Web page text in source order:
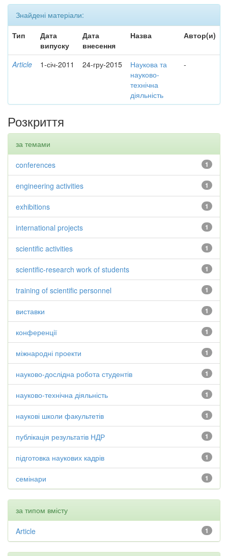
Знайдені матеріали:
Тип
Дата
випуску
Дата
внесення
Назва Автор(и)
Article 1-січ-2011 24-гру-2015
Наукова та
науково-
технічна
діяльність
-
Розкриття
за темами
1
conferences
1
engineering activities
1
exhibitions
1
international projects
1
scientific activities
1
scientific-research work of students
1
training of scientific personnel
1
виставки
1
конференції
1
міжнародні проекти
1
науково-дослідна робота студентів
1
науково-технічна діяльність
1
наукові школи факультетів
1
публікація результатів НДР
1
підготовка наукових кадрів
1
семінари
за типом вмісту
1
Article